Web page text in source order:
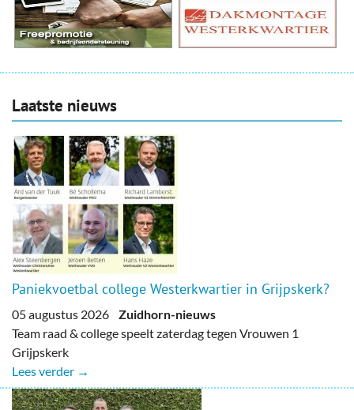
Laatste nieuws
Paniekvoetbal college Westerkwartier in Grijpskerk?
05 augustus 2026 Zuidhorn-nieuws
Team raad & college speelt zaterdag tegen Vrouwen 1
Grijpskerk
Lees verder →